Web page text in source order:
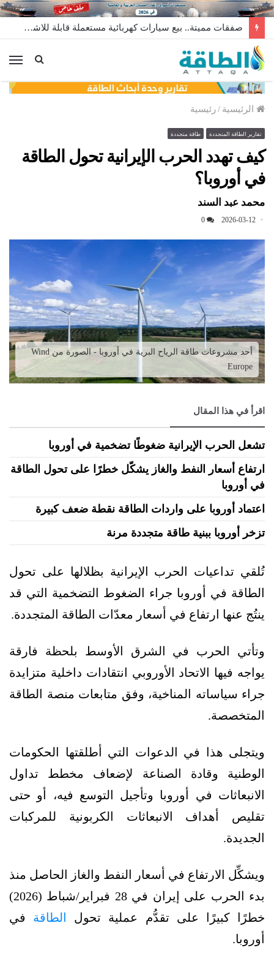
صفقات مميتة.. بيع سيارات كهربائية مستعملة قابلة للاشتعال
الرئيسية /رئيسية
تقارير الطاقة المتجددة طاقة متجددة
كيف تهدد الحرب الإيرانية تحول الطاقة
في أوروبا؟
محمد عبد السند
2026-03-12
0
أحد مشروعات طاقة الرياح البرية في أوروبا - الصورة من Wind
Europe
اقرأ في هذا المقال
تشعل الحرب الإيرانية ضغوطًا تضخمية في أوروبا
ارتفاع أسعار النفط والغاز يشكّل خطرًا على تحول الطاقة
في أوروبا
اعتماد أوروبا على واردات الطاقة نقطة ضعف كبيرة
تزخر أوروبا ببنية طاقة متجددة مرنة
تُلقي تداعيات الحرب الإيرانية بظلالها على تحول
الطاقة في أوروبا جراء الضغوط التضخمية التي قد
ينتُج عنها ارتفاع في أسعار معدّات الطاقة المتجددة.
وتأتي الحرب في الشرق الأوسط بلحظة فارقة
يواجه فيها الاتحاد الأوروبي انتقادات داخلية متزايدة
جراء سياساته المناخية، وفق متابعات منصة الطاقة
المتخصصة.
ويتجلى هذا في الدعوات التي أطلقتها الحكومات
الوطنية وقادة الصناعة لإضعاف مخطط تداول
الانبعاثات في أوروبا وتأجيل التوسع فيه، أو حتى
تقليص أهداف الانبعاثات الكربونية للمركبات
الجديدة.
ويشكِّل الارتفاع في أسعار النفط والغاز الحاصل منذ
بدء الحرب على إيران في 28 فبراير/شباط (2026)
خطرًا كبيرًا على تقدُّم عملية تحول
الطاقة في
أوروبا.